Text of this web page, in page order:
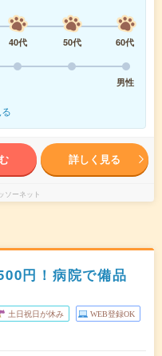
40代 50代
60代
男性
詳しく見る
ソーネット
円！病院で備品
土日祝日が休み WEB登録OK